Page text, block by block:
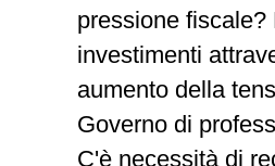
pressione
investimenti
aumento della
Governo di
C'è necessità di